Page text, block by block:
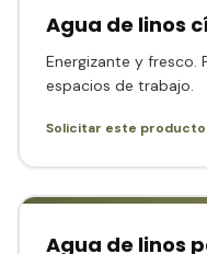
Agua de linos
Energizante y fresco.
espacios de trabajo.
Solicitar este producto
Agua de linos